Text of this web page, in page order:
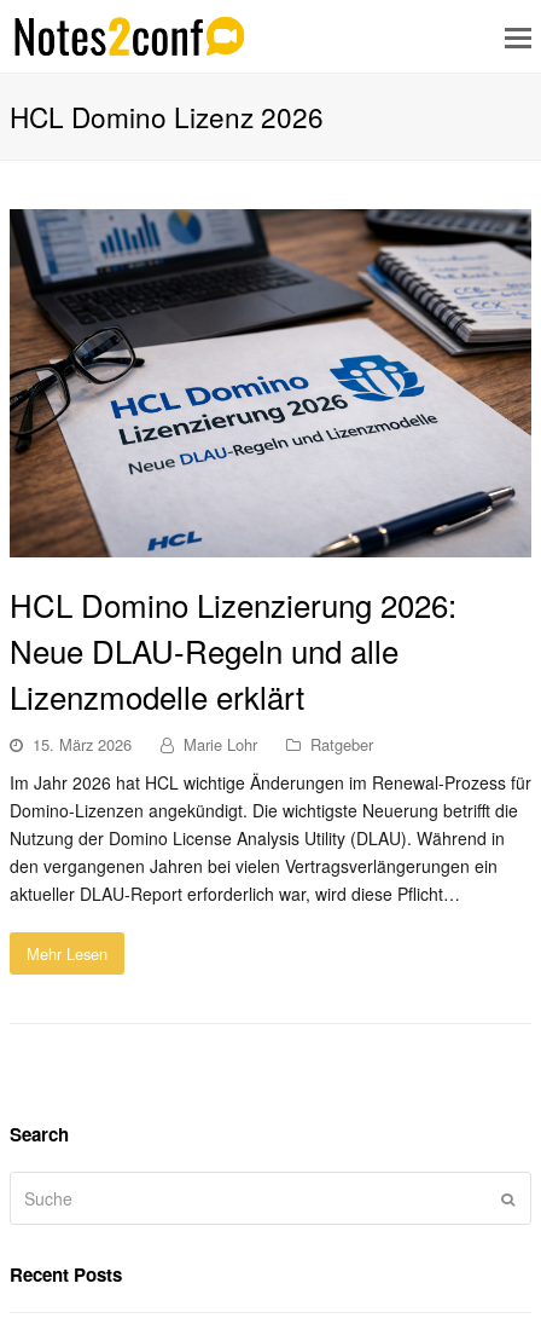
HCL Domino Lizenz 2026
HCL Domino Lizenzierung 2026:
Neue DLAU-Regeln und alle
Lizenzmodelle erklärt
15. März 2026 Marie Lohr Ratgeber
Im Jahr 2026 hat HCL wichtige Änderungen im Renewal-Prozess für
Domino-Lizenzen angekündigt. Die wichtigste Neuerung betrifft die
Nutzung der Domino License Analysis Utility (DLAU). Während in
den vergangenen Jahren bei vielen Vertragsverlängerungen ein
aktueller DLAU-Report erforderlich war, wird diese Pflicht…
Mehr Lesen
Search
Recent Posts